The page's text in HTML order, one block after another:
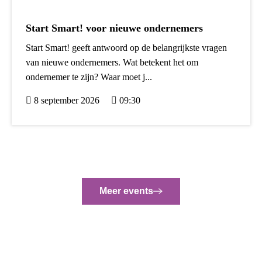
Start Smart! voor nieuwe ondernemers
Start Smart! geeft antwoord op de belangrijkste vragen
van nieuwe ondernemers. Wat betekent het om
ondernemer te zijn? Waar moet j...
8 september 2026 09:30
Meer events